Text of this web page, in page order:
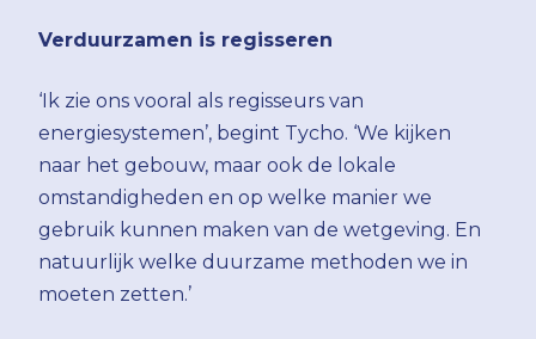
Verduurzamen is regisseren
‘Ik zie ons vooral als regisseurs van
energiesystemen’, begint Tycho. ‘We kijken
naar het gebouw, maar ook de lokale
omstandigheden en op welke manier we
gebruik kunnen maken van de wetgeving. En
natuurlijk welke duurzame methoden we in
moeten zetten.’